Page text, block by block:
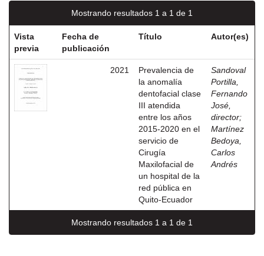
Mostrando resultados 1 a 1 de 1
Vista
previa
Fecha de
publicación
Título Autor(es)
2021
Prevalencia de
la anomalía
dentofacial clase
III atendida
entre los años
2015-2020 en el
servicio de
Cirugía
Maxilofacial de
un hospital de la
red pública en
Quito-Ecuador
Sandoval
Portilla,
Fernando
José,
director;
Martínez
Bedoya,
Carlos
Andrés
Mostrando resultados 1 a 1 de 1